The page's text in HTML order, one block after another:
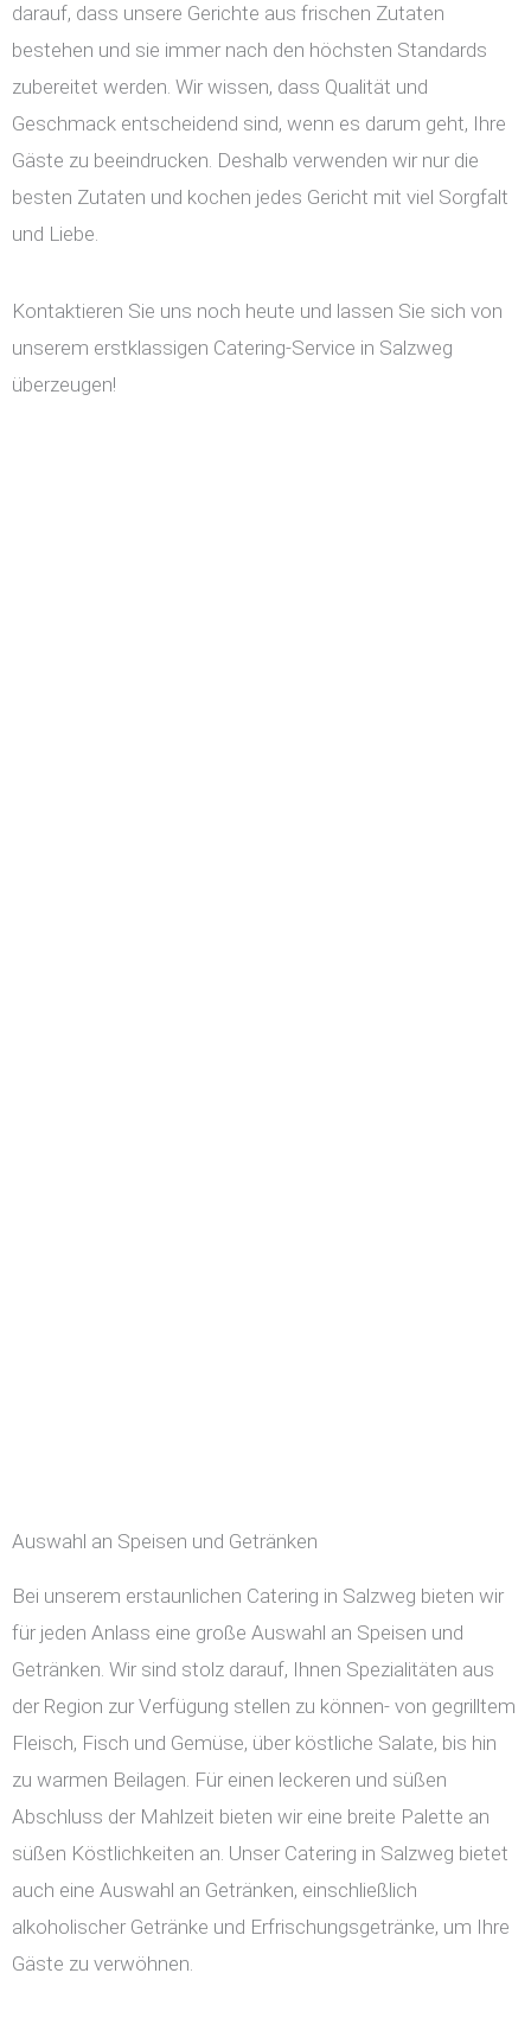
darauf, dass unsere Gerichte aus frischen Zutaten
bestehen und sie immer nach den höchsten Standards
zubereitet werden. Wir wissen, dass Qualität und
Geschmack entscheidend sind, wenn es darum geht, Ihre
Gäste zu beeindrucken. Deshalb verwenden wir nur die
besten Zutaten und kochen jedes Gericht mit viel Sorgfalt
und Liebe.
Kontaktieren Sie uns noch heute und lassen Sie sich von
unserem erstklassigen Catering-Service in Salzweg
überzeugen!
Auswahl an Speisen und Getränken
Bei unserem erstaunlichen Catering in Salzweg bieten wir
für jeden Anlass eine große Auswahl an Speisen und
Getränken. Wir sind stolz darauf, Ihnen Spezialitäten aus
der Region zur Verfügung stellen zu können- von gegrilltem
Fleisch, Fisch und Gemüse, über köstliche Salate, bis hin
zu warmen Beilagen. Für einen leckeren und süßen
Abschluss der Mahlzeit bieten wir eine breite Palette an
süßen Köstlichkeiten an. Unser Catering in Salzweg bietet
auch eine Auswahl an Getränken, einschließlich
alkoholischer Getränke und Erfrischungsgetränke, um Ihre
Gäste zu verwöhnen.